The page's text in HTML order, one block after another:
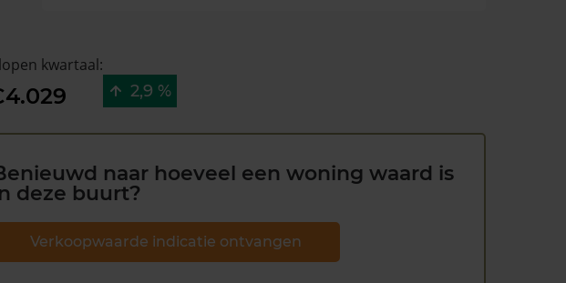
kwartaal:
2,9 %
naar hoeveel een woning waard is
deze buurt?
Verkoopwaarde indicatie ontvangen